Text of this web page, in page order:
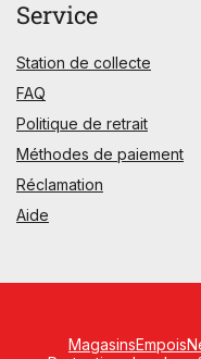
Service
Station de collecte
FAQ
Politique de retrait
Méthodes de paiement
Réclamation
Aide
MagasinsEmpois